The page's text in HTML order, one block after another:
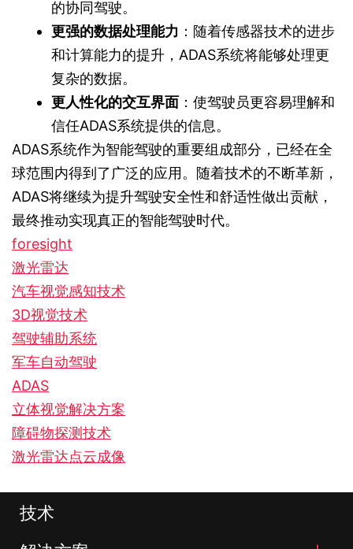
的协同驾驶。
更强的数据处理能力 ：随着传感器技术的进步
和计算能力的提升，ADAS系统将能够处理更
复杂的数据。
更人性化的交互界面 ：使驾驶员更容易理解和
信任ADAS系统提供的信息。
ADAS系统作为智能驾驶的重要组成部分，已经在全
球范围内得到了广泛的应用。随着技术的不断革新，
ADAS将继续为提升驾驶安全性和舒适性做出贡献，
最终推动实现真正的智能驾驶时代。
foresight
激光雷达
汽车视觉感知技术
3D视觉技术
驾驶辅助系统
军车自动驾驶
ADAS
立体视觉解决方案
障碍物探测技术
激光雷达点云成像
技术